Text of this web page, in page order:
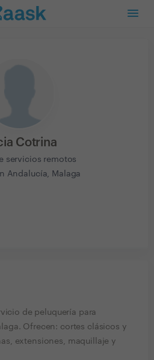
Cotrina
servicios remotos
Andalucía, Malaga
de peluquería para
Ofrecen: cortes clásicos y
extensiones, maquillaje y